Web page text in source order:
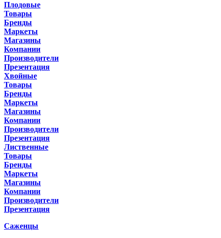
Плодовые
Товары
Бренды
Маркеты
Магазины
Компании
Производители
Презентация
Хвойные
Товары
Бренды
Маркеты
Магазины
Компании
Производители
Презентация
Лиственные
Товары
Бренды
Маркеты
Магазины
Компании
Производители
Презентация
Саженцы